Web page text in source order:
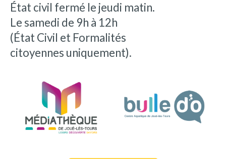
État civil fermé le jeudi matin.
Le samedi de 9h à 12h
(État Civil et Formalités
citoyennes uniquement).